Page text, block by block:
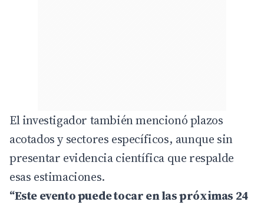
El investigador también mencionó plazos
acotados y sectores específicos, aunque sin
presentar evidencia científica que respalde
esas estimaciones.
“Este evento puede tocar en las próximas 24